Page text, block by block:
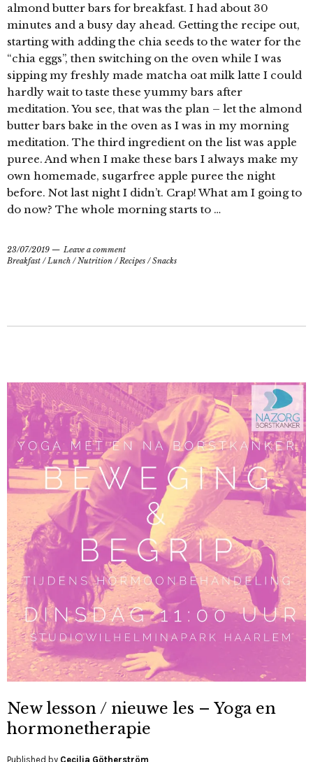
almond butter bars for breakfast. I had about 30
minutes and a busy day ahead. Getting the recipe out,
starting with adding the chia seeds to the water for the
“chia eggs”, then switching on the oven while I was
sipping my freshly made matcha oat milk latte I could
hardly wait to taste these yummy bars after
meditation. You see, that was the plan – let the almond
butter bars bake in the oven as I was in my morning
meditation. The third ingredient on the list was apple
puree. And when I make these bars I always make my
own homemade, sugarfree apple puree the night
before. Not last night I didn’t. Crap! What am I going to
do now? The whole morning starts to …
23/07/2019
Leave a comment
Breakfast /Lunch /Nutrition /Recipes /Snacks
New lesson / nieuwe les – Yoga en
hormonetherapie
Published by Cecilia Götherström